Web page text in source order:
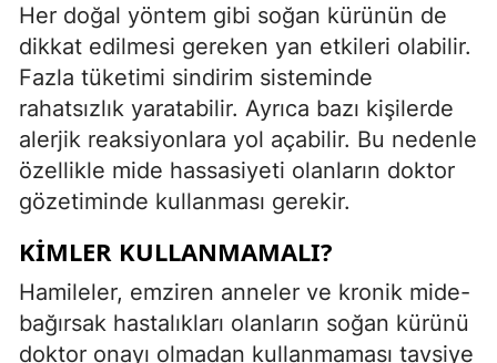
Her doğal yöntem gibi soğan kürünün de
dikkat edilmesi gereken yan etkileri olabilir.
Fazla tüketimi sindirim sisteminde
rahatsızlık yaratabilir. Ayrıca bazı kişilerde
alerjik reaksiyonlara yol açabilir. Bu nedenle
özellikle mide hassasiyeti olanların doktor
gözetiminde kullanması gerekir.
KIMLER KULLANMAMALI?
Hamileler, emziren anneler ve kronik mide-
bağırsak hastalıkları olanların soğan kürünü
doktor onayı olmadan kullanmaması tavsiye